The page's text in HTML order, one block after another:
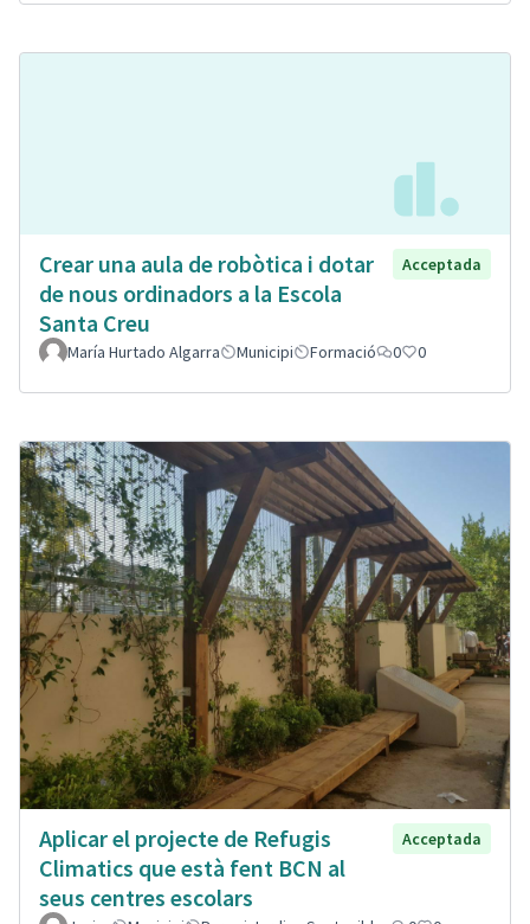
Crear una aula de robòtica i dotar
de nous ordinadors a la Escola
Santa Creu
Acceptada
María Hurtado Algarra Municipi Formació 0 0
Aplicar el projecte de Refugis
Climatics que està fent BCN al
seus centres escolars
Acceptada